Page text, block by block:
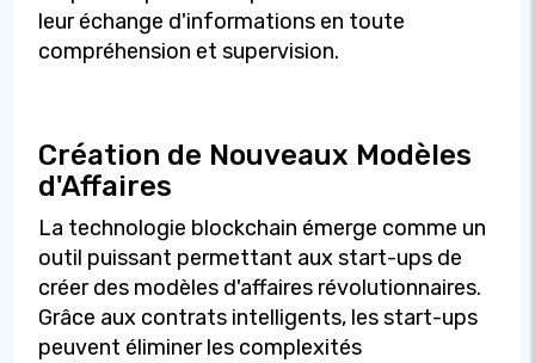
leur échange d'informations en toute
compréhension et supervision.
Création de Nouveaux Modèles
d'Affaires
La technologie blockchain émerge comme un
outil puissant permettant aux start-ups de
créer des modèles d'affaires révolutionnaires.
Grâce aux contrats intelligents, les start-ups
peuvent éliminer les complexités